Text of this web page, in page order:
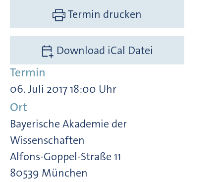
Termin drucken
Download iCal Datei
Termin
06. Juli 2017 18:00 Uhr
Ort
Bayerische Akademie der
Wissenschaften
Alfons-Goppel-Straße 11
80539 München